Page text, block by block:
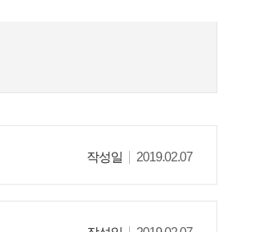
작성일 2019.02.07